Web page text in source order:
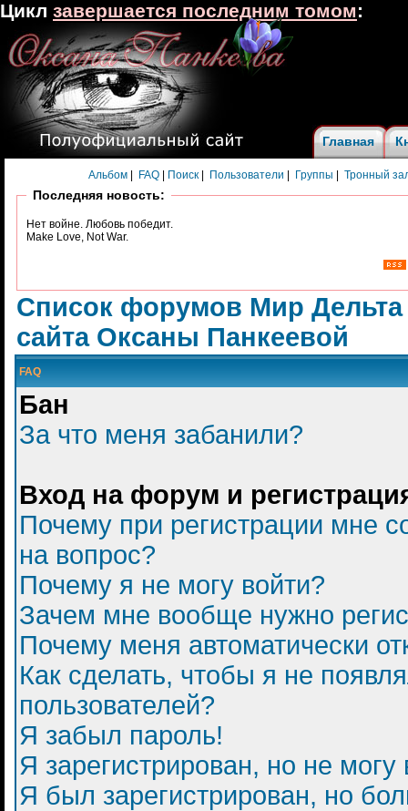
Главная
Альбом FAQ Поиск Пользователи Группы Тронный
Последняя новость:
Нет войне. Любовь победит.
Make Love, Not War.
Список форумов Мир
сайта Оксаны Панкеевой
FAQ
Бан
За что меня забанили?
Вход на форум и
Почему при регистрации мне
на вопрос?
Почему я не могу войти?
Зачем мне вообще нужно
Почему меня автоматически
Как сделать, чтобы я не
пользователей?
Я забыл пароль!
Я зарегистрирован, но не могу
Я был зарегистрирован, но
Цикл завершается последним томом: